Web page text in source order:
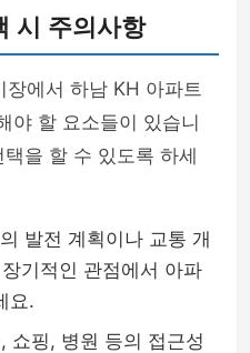
시 주의사항
에서 하남 KH 아파트
야 할 요소들이 있습니
을 할 수 있도록 하세
발전 계획이나 교통 개
기적인 관점에서 아파
요.
쇼핑, 병원 등의 접근성